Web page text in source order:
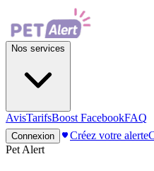
Nos services
AvisTarifsBoost FacebookFAQ
Connexion Créez votre alerte
Pet Alert